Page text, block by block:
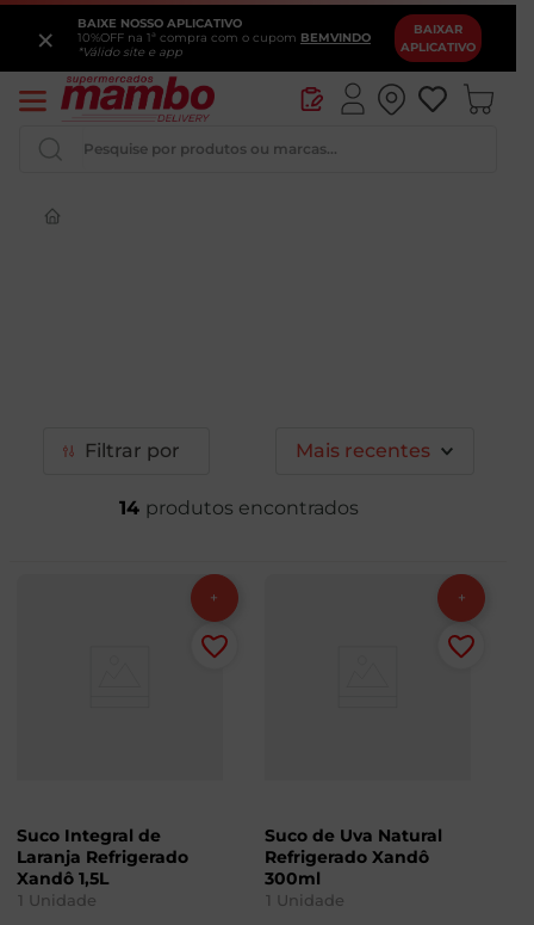
BAIXE NOSSO APLICATIVO
10%OFF na 1ª compra com o cupom BEMVINDO
*Válido site e app
BAIXAR
APLICATIVO
×
Pesquise por produtos ou marcas...
Filtrar Mais recentes
14
Suco Integral de
Laranja Refrigerado
Xandô 1,5L
1 Unidade
Suco de Uva Natural
Refrigerado Xandô
300ml
1 Unidade